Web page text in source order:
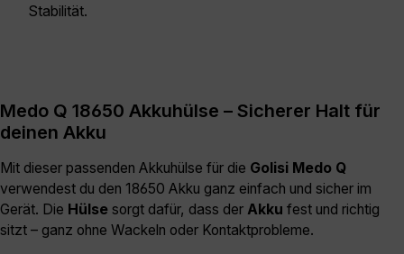
Stabilität.
Medo Q 18650 Akkuhülse – Sicherer Halt für
deinen Akku
Mit dieser passenden Akkuhülse für die Golisi Medo Q
verwendest du den 18650 Akku ganz einfach und sicher im
Gerät. Die Hülse sorgt dafür, dass der Akku fest und richtig
sitzt – ganz ohne Wackeln oder Kontaktprobleme.